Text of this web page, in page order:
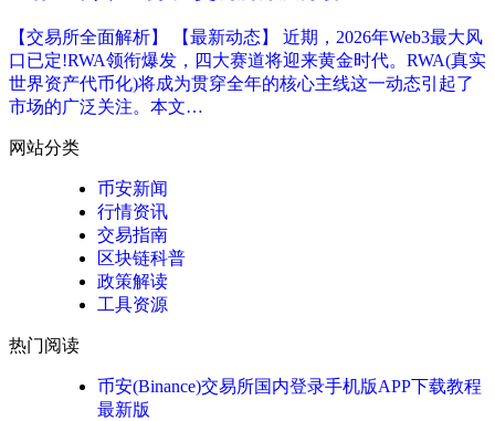
【交易所全面解析】 【最新动态】 近期，2026年Web3最大风
口已定!RWA领衔爆发，四大赛道将迎来黄金时代。RWA(真实
世界资产代币化)将成为贯穿全年的核心主线这一动态引起了
市场的广泛关注。本文…
网站分类
币安新闻
行情资讯
交易指南
区块链科普
政策解读
工具资源
热门阅读
币安(Binance)交易所国内登录手机版APP下载教程
最新版